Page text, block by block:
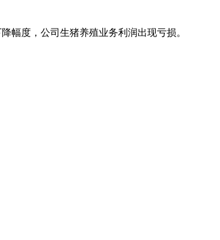
度，公司生猪养殖业务利润出现亏损。